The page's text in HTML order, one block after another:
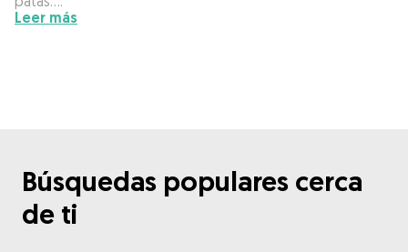
Leer más
Búsquedas populares cerca
de ti